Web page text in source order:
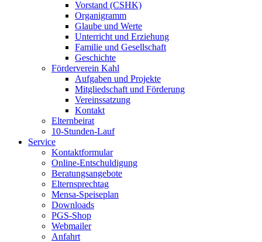
Vorstand (CSHK)
Organigramm
Glaube und Werte
Unterricht und Erziehung
Familie und Gesellschaft
Geschichte
Förderverein Kahl
Aufgaben und Projekte
Mitgliedschaft und Förderung
Vereinssatzung
Kontakt
Elternbeirat
10-Stunden-Lauf
Service
Kontaktformular
Online-Entschuldigung
Beratungsangebote
Elternsprechtag
Mensa-Speiseplan
Downloads
PGS-Shop
Webmailer
Anfahrt